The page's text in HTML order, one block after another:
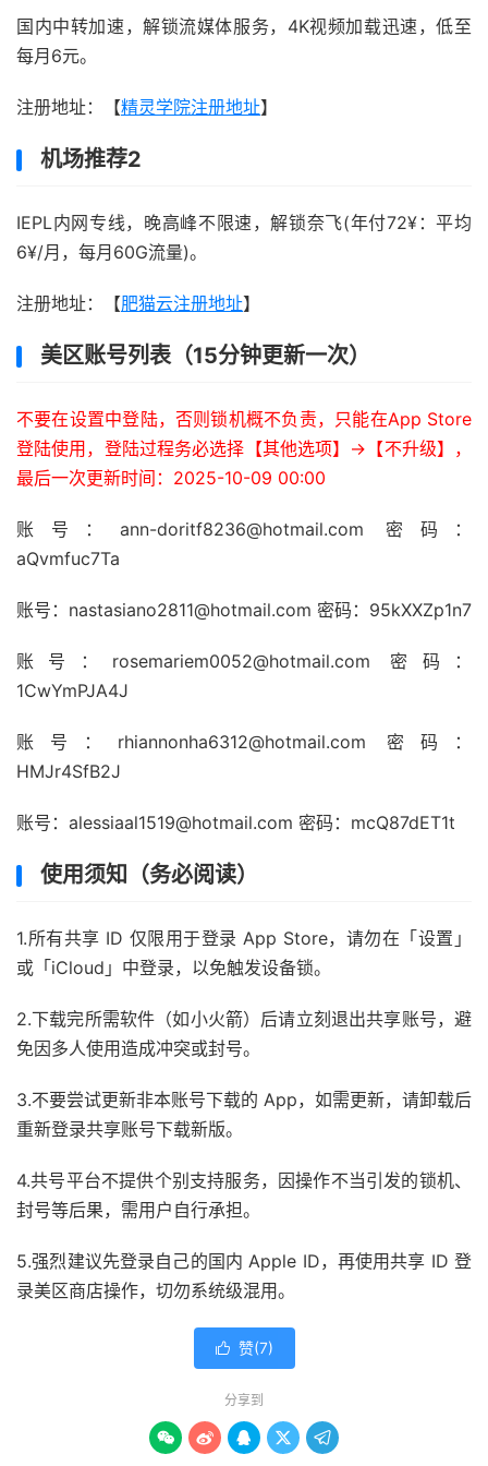
国内中转加速，解锁流媒体服务，4K视频加载迅速，低至
每月6元。
注册地址：【精灵学院注册地址】
机场推荐2
IEPL内网专线，晚高峰不限速，解锁奈飞(年付72¥：平均
6¥/月，每月60G流量)。
注册地址：【肥猫云注册地址】
美区账号列表（15分钟更新一次）
不要在设置中登陆，否则锁机概不负责，只能在App Store
登陆使用，登陆过程务必选择【其他选项】->【不升级】，
最后一次更新时间：2025-10-09 00:00
账号： ann-doritf8236@hotmail.com 密码：
aQvmfuc7Ta
账号： nastasiano2811@hotmail.com 密码：95kXXZp1n7
账号： rosemariem0052@hotmail.com 密码：
1CwYmPJA4J
账号： rhiannonha6312@hotmail.com 密码：
HMJr4SfB2J
账号： alessiaal1519@hotmail.com 密码：mcQ87dET1t
使用须知（务必阅读）
1.所有共享 ID 仅限用于登录 App Store，请勿在「设置」
或「iCloud」中登录，以免触发设备锁。
2.下载完所需软件（如小火箭）后请立刻退出共享账号，避
免因多人使用造成冲突或封号。
3.不要尝试更新非本账号下载的 App，如需更新，请卸载后
重新登录共享账号下载新版。
4.共号平台不提供个别支持服务，因操作不当引发的锁机、
封号等后果，需用户自行承担。
5.强烈建议先登录自己的国内 Apple ID，再使用共享 ID 登
录美区商店操作，切勿系统级混用。
 赞(7)
分享到
    